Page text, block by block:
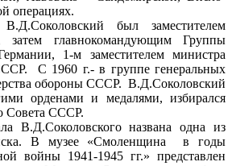
операциях.
был заместителем
затем главнокомандующим Группы
1-м заместителем министра
С 1960 г.- в группе генеральных
обороны СССР. В.Д.Соколовский
орденами и медалями, избирался
Совета СССР.
В.Д.Соколовского названа одна из
В музее «Смоленщина в годы
войны 1941-1945 гг.» представлен